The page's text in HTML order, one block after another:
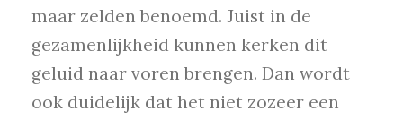
maar zelden benoemd. Juist in de
gezamenlijkheid kunnen kerken dit
geluid naar voren brengen. Dan wordt
ook duidelijk dat het niet zozeer een